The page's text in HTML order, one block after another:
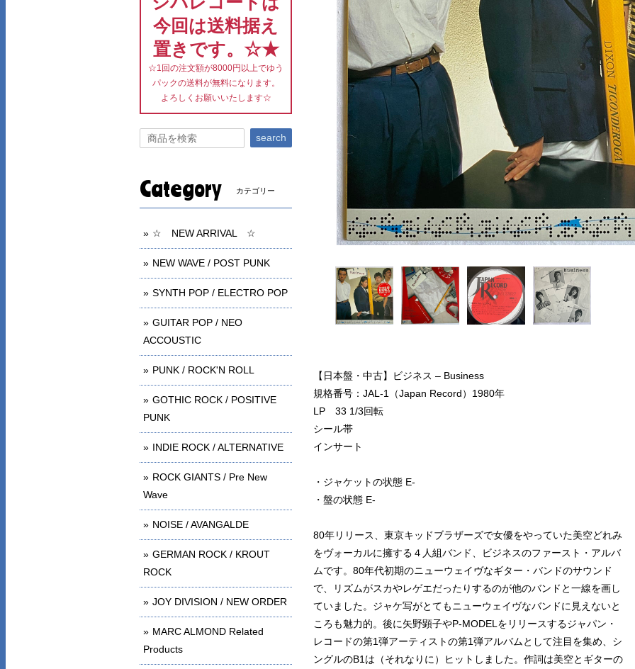
【日本盤・中古】ビジネス ‎– Business
規格番号：JAL-1（Japan Record）1980年
LP 33 1/3回転
シール帯
インサート
・ジャケットの状態 E-
・盤の状態 E-
80年リリース、東京キッドブラザーズで女優をやっていた美空どれみ
をヴォーカルに擁する４人組バンド、ビジネスのファースト・アルバ
ムです。80年代初期のニューウェイヴなギター・バンドのサウンド
で、リズムがスカやレゲエだったりするのが他のバンドと一線を画し
ていました。ジャケ写がとてもニューウェイヴなバンドに見えないと
ころも魅力的。後に矢野顕子やP-MODELをリリースするジャパン・
レコードの第1弾アーティストの第1弾アルバムとして注目を集め、シ
ングルのB1は（それなりに）ヒットしました。作詞は美空とギターの
今回は送料据え
置きです。☆★
☆1回の注文額が8000円以上でゆう
パックの送料が無料になります。
よろしくお願いいたします☆
search
Category カテゴリー
☆ NEW ARRIVAL ☆
NEW WAVE / POST PUNK
SYNTH POP / ELECTRO POP
GUITAR POP / NEO
ACCOUSTIC
PUNK / ROCK'N ROLL
GOTHIC ROCK / POSITIVE
PUNK
INDIE ROCK / ALTERNATIVE
ROCK GIANTS / Pre New
Wave
NOISE / AVANGALDE
GERMAN ROCK / KROUT
ROCK
JOY DIVISION / NEW ORDER
MARC ALMOND Related
Products